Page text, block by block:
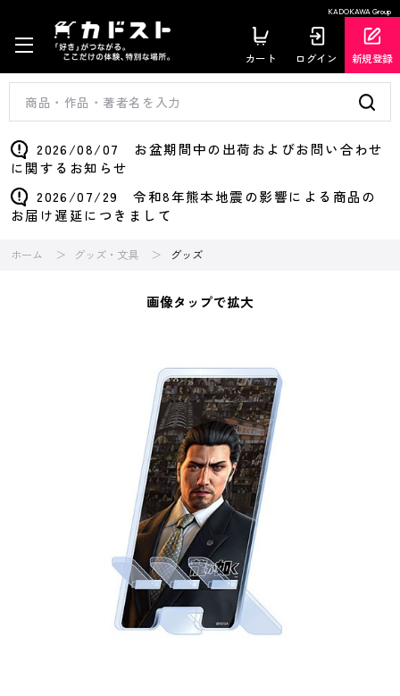
KADOKAWA Group
カート ログイン 新規登録
2026/08/07 お盆期間中の出荷およびお問い合わせ
に関するお知らせ
2026/07/29 令和8年熊本地震の影響による商品の
お届け遅延につきまして
ホーム グッズ・文具 グッズ
画像タップで拡大